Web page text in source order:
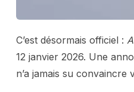
C’est désormais officiel :
12 janvier 2026. Une
n’a jamais su convaincre